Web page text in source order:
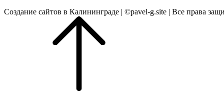
Создание сайтов в Калининграде | ©pavel-g.site | Все права